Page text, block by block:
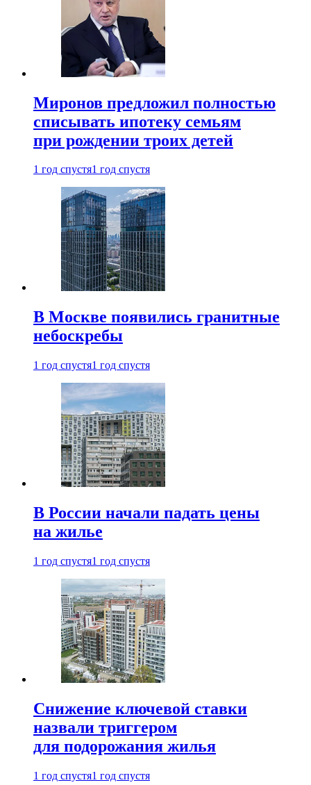
Миронов предложил полностью
списывать ипотеку семьям
при рождении троих детей
1 год спустя1 год спустя
В Москве появились гранитные
небоскребы
1 год спустя1 год спустя
В России начали падать цены
на жилье
1 год спустя1 год спустя
Снижение ключевой ставки
назвали триггером
для подорожания жилья
1 год спустя1 год спустя